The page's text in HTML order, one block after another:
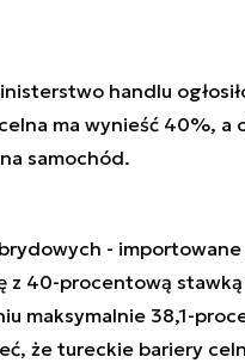
handlu
ma wynieść 40%, a
samochód.
- importowane
z 40-procentową
maksymalnie 38,1-
że tureckie bariery